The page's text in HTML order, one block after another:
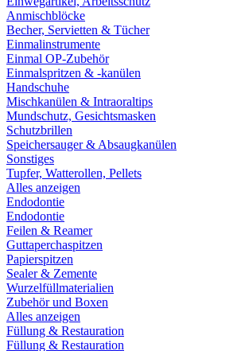
Anmischblöcke
Becher, Servietten & Tücher
Einmalinstrumente
Einmal OP-Zubehör
Einmalspritzen & -kanülen
Handschuhe
Mischkanülen & Intraoraltips
Mundschutz, Gesichtsmasken
Schutzbrillen
Speichersauger & Absaugkanülen
Sonstiges
Tupfer, Watterollen, Pellets
Alles anzeigen
Endodontie
Endodontie
Feilen & Reamer
Guttaperchaspitzen
Papierspitzen
Sealer & Zemente
Wurzelfüllmaterialien
Zubehör und Boxen
Alles anzeigen
Füllung & Restauration
Füllung & Restauration